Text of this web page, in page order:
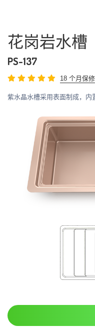
花岗岩水槽
PS-137
18 个月保修
紫水晶水槽采用表面制成，内